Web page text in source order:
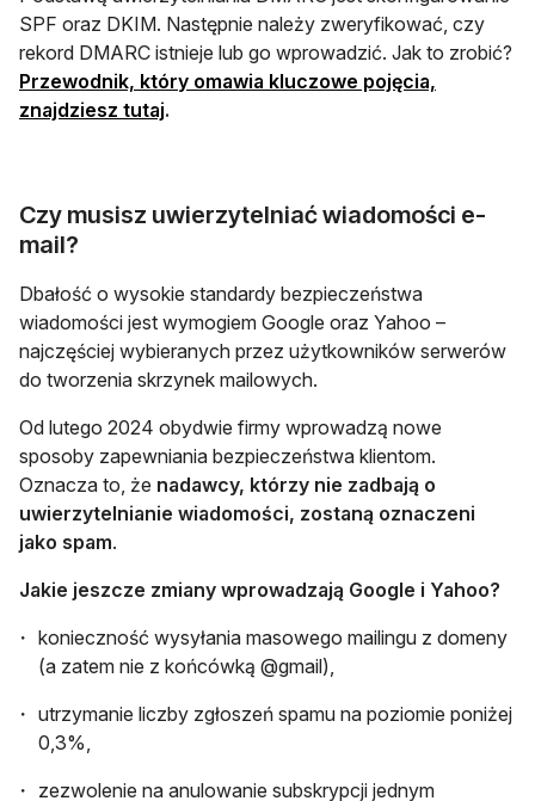
SPF oraz DKIM. Następnie należy zweryfikować, czy
rekord DMARC istnieje lub go wprowadzić. Jak to zrobić?
Przewodnik, który omawia kluczowe pojęcia,
znajdziesz tutajotwiera się w nowej karcie
.
Czy musisz uwierzytelniać wiadomości e-
mail?
Dbałość o wysokie standardy bezpieczeństwa
wiadomości jest wymogiem Google oraz Yahoo –
najczęściej wybieranych przez użytkowników serwerów
do tworzenia skrzynek mailowych.
Od lutego 2024 obydwie firmy wprowadzą nowe
sposoby zapewniania bezpieczeństwa klientom.
Oznacza to, że nadawcy, którzy nie zadbają o
uwierzytelnianie wiadomości, zostaną oznaczeni
jako spam.
Jakie jeszcze zmiany wprowadzają Google i Yahoo?
konieczność wysyłania masowego mailingu z domeny
(a zatem nie z końcówką @gmail),
utrzymanie liczby zgłoszeń spamu na poziomie poniżej
0,3%,
zezwolenie na anulowanie subskrypcji jednym